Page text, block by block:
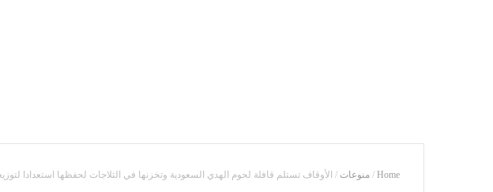
Home
/ منوعات / الأوقاف تستلم قافلة لحوم الهدي السعودية وتخزنها في الثلاجات لحفظها استعدادا